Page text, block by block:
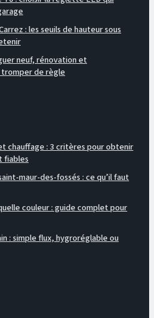
: les seuils de hauteur sous
neuf, rénovation et
de règle
chauffage : 3 critères pour obtenir
fiables
maur-des-fossés : ce qu’il faut
couleur : guide complet pour
: simple flux, hygroréglable ou